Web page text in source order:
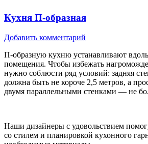
Кухня П-образная
Добавить комментарий
П-образную кухню устанавливают
помещения. Чтобы избежать
нужно соблюсти ряд условий: задняя
должна быть не короче 2,5 метров, а
двумя параллельными стенками — не
Наши дизайнеры с удовольствием
со стилем и планировкой кухонного